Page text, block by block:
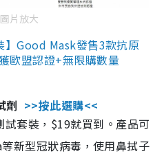
片放大
】Good Mask發售3款抗原
歐盟認證+無限購數量
劑 >>按此選購<<
套裝，$19就買到。產品可
新型冠狀病毒，使用鼻拭子